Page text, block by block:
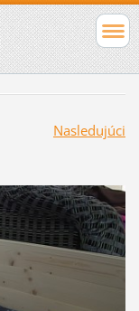
Nasledujúci